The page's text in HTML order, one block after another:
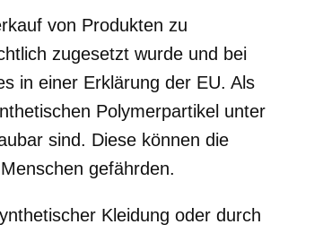
von Produkten zu
zugesetzt wurde und bei
in einer Erklärung der EU. Als
Polymerpartikel unter
sind. Diese können die
gefährden.
Kleidung oder durch